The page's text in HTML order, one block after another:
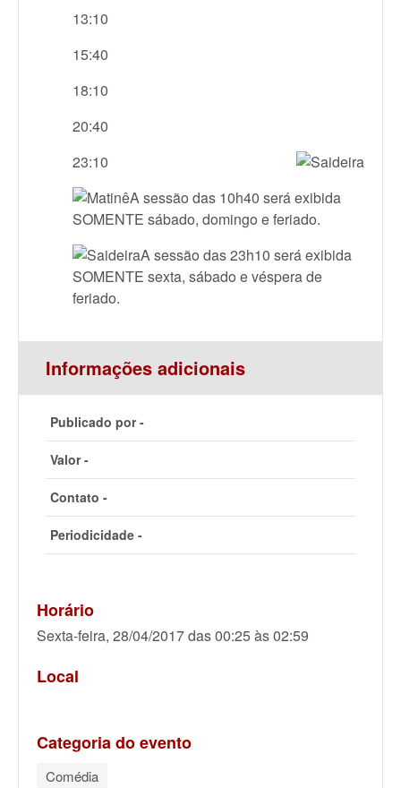
13:10
15:40
18:10
20:40
23:10
A sessão das 10h40 será exibida
SOMENTE sábado, domingo e feriado.
A sessão das 23h10 será exibida
SOMENTE sexta, sábado e véspera de
feriado.
Informações adicionais
Publicado por -
Valor -
Contato -
Periodicidade -
Horário
Sexta-feira, 28/04/2017 das 00:25 às 02:59
Local
Categoria do evento
Comédia